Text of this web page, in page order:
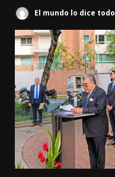
El mundo lo dice todo